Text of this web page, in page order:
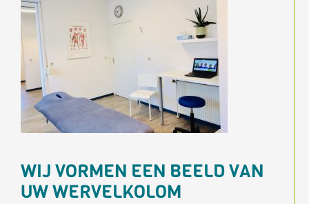
WIJ VORMEN EEN BEELD VAN
UW WERVELKOLOM